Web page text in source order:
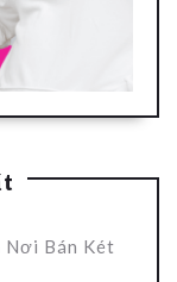
Nơi Bán Két